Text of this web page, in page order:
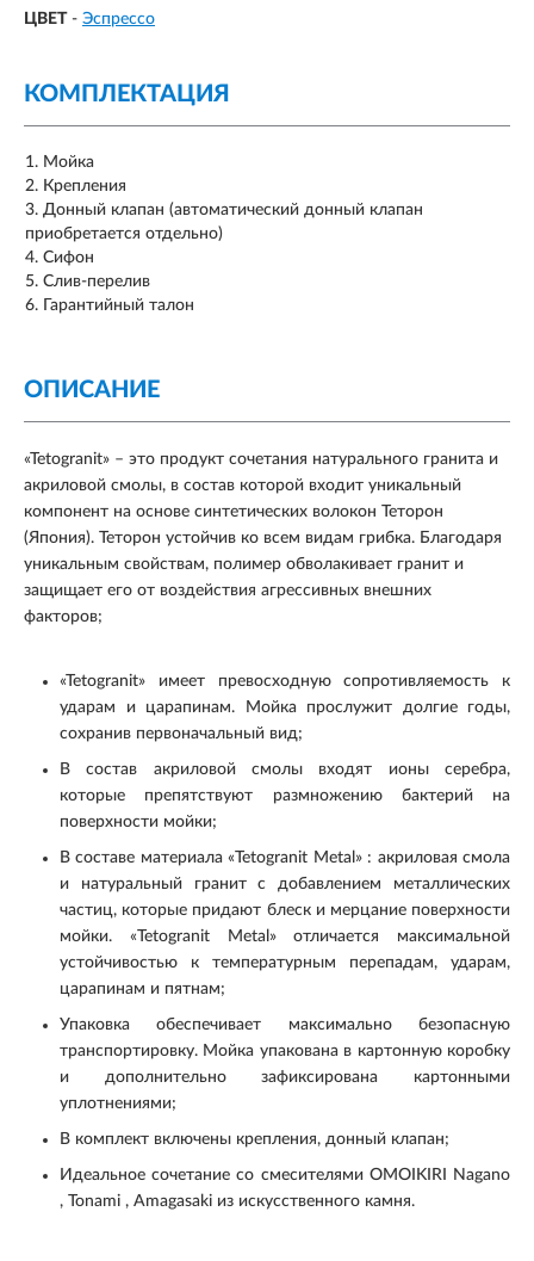
ЦВЕТ - Эспрессо
КОМПЛЕКТАЦИЯ
Мойка
Крепления
Донный клапан (автоматический донный клапан
приобретается отдельно)
Сифон
Слив-перелив
Гарантийный талон
ОПИСАНИЕ
«Tetogranit» – это продукт сочетания натурального гранита и
акриловой смолы, в состав которой входит уникальный
компонент на основе синтетических волокон Теторон
(Япония). Теторон устойчив ко всем видам грибка. Благодаря
уникальным свойствам, полимер обволакивает гранит и
защищает его от воздействия агрессивных внешних
факторов;
«Tetogranit» имеет превосходную сопротивляемость к
ударам и царапинам. Мойка прослужит долгие годы,
сохранив первоначальный вид;
В состав акриловой смолы входят ионы серебра,
которые препятствуют размножению бактерий на
поверхности мойки;
В составе материала «Tetogranit Metal» : акриловая смола
и натуральный гранит с добавлением металлических
частиц, которые придают блеск и мерцание поверхности
мойки. «Tetogranit Metal» отличается максимальной
устойчивостью к температурным перепадам, ударам,
царапинам и пятнам;
Упаковка обеспечивает максимально безопасную
транспортировку. Мойка упакована в картонную коробку
и дополнительно зафиксирована картонными
уплотнениями;
В комплект включены крепления, донный клапан;
Идеальное сочетание со смесителями OMOIKIRI Nagano
, Tonami , Amagasaki из искусственного камня.